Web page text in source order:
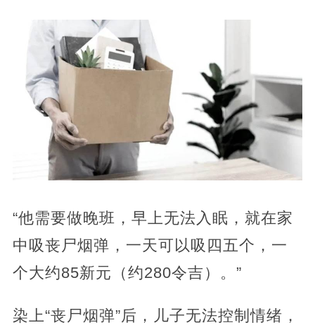
“他需要做晚班，早上无法入眠，就在家
中吸丧尸烟弹，一天可以吸四五个，一
个大约85新元（约280令吉）。”
染上“丧尸烟弹”后，儿子无法控制情绪，